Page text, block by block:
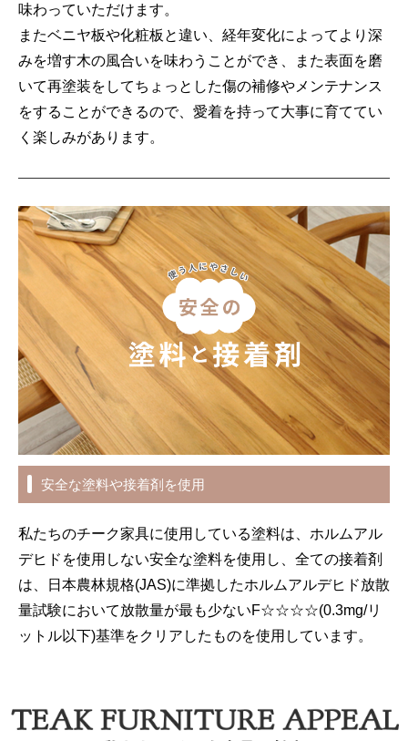
味わっていただけます。
またベニヤ板や化粧板と違い、経年変化によってより深
みを増す木の風合いを味わうことができ、また表面を磨
いて再塗装をしてちょっとした傷の補修やメンテナンス
をすることができるので、愛着を持って大事に育ててい
く楽しみがあります。
安全な塗料や接着剤を使用
私たちのチーク家具に使用している塗料は、ホルムアル
デヒドを使用しない安全な塗料を使用し、全ての接着剤
は、日本農林規格(JAS)に準拠したホルムアルデヒド放散
量試験において放散量が最も少ないF☆☆☆☆(0.3mg/リ
ットル以下)基準をクリアしたものを使用しています。